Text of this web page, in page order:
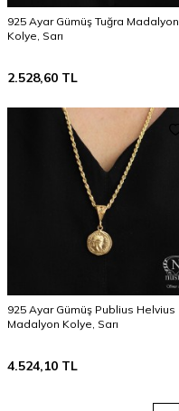
925 Ayar Gümüş Tuğra Madalyon
Kolye, Sarı
2.528,60 TL
925 Ayar Gümüş Publius Helvius
Madalyon Kolye, Sarı
4.524,10 TL